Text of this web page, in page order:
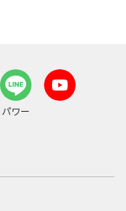
パワー